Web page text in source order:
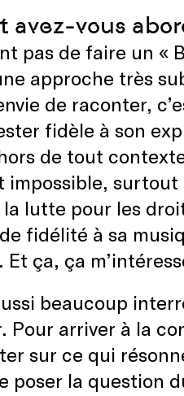
avez-vous
pas de faire un «
approche très
de raconter,
fidèle à son
de tout
impossible,
la lutte pour les
fidélité à sa
Et ça, ça
beaucoup
Pour arriver à la
sur ce qui
poser la question